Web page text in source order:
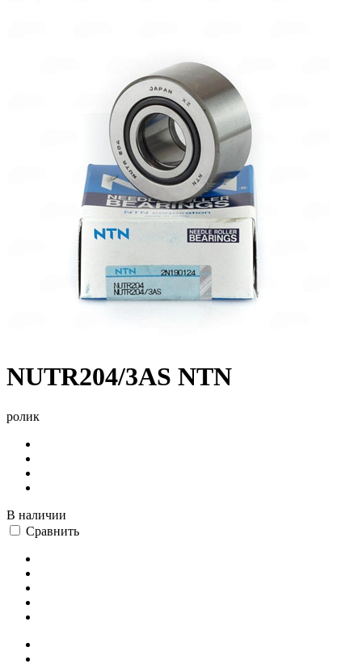
NUTR204/3AS NTN
ролик
В наличии
Сравнить